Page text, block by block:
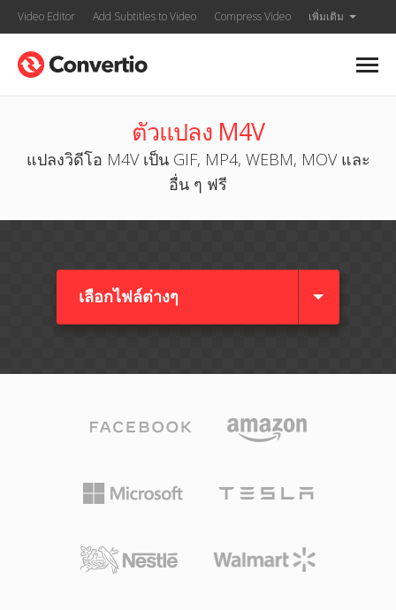
Video Editor Add Subtitles to Video Compress Video เพิ่มเติม
ตัวแปลง M4V
แปลงวิดีโอ M4V เป็น GIF, MP4, WEBM, MOV และ
อื่น ๆ ฟรี
เลือกไฟล์ต่างๆ​